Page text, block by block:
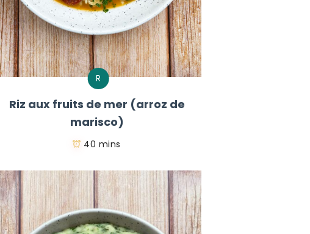
R
Riz aux fruits de mer (arroz de
marisco)
40 mins